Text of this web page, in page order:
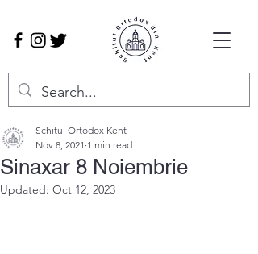
Sinaxar 8 Noiembrie
Schitul Ortodox Kent
Nov 8, 2021 1 min read
Updated: Oct 12, 2023